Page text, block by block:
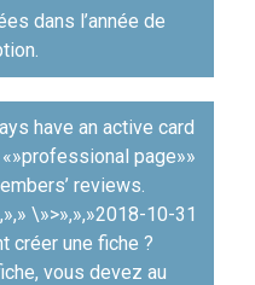
dans l’année de
have an active card
page»»
reviews.
\»>»,»,»2018-10-31
créer une fiche ?
vous devez au